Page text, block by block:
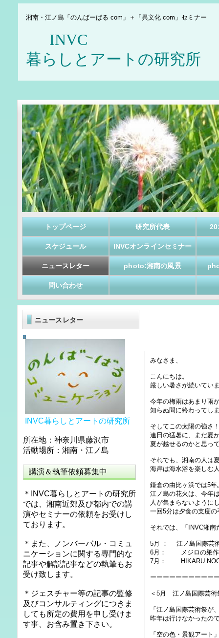
湘南・江ノ島「のんばーばる com」＋「異文化 com」セミナー
暮らしとアートの研究所
トップページ 研究所代表
スケジュール INVCオンラインセミナー
ニュースレター photo:湘南の風景
問い合わせ
みなさま、
こんにちは。
厳しい暑さが続いてい
今年の梅雨はあまり雨
知らぬ間に終わってし
そしてこの太陽の強
連日の猛暑に、まだ夏
夏が越せるのかと思っ
それでも、湘南の人は
海岸は海水浴を楽しむ
鎌倉の由比ヶ浜では5
江ノ島の花火は、今年
人が集まらないように
一回5分は夕食の支度
それでは、「INVC湘
5月 ： 江ノ島国際芸
6月： メジロの巣作
7月： HIKARU
ーーーーーーーーーー
＜5月 江ノ島国際芸術
「江ノ島国際芸術祭が
昨年は行けなかったの
「空の色・景観アート
ニュースレター
INVC暮らしとアートの研究所
所在地：神奈川県藤沢市
活動場所：湘南・江ノ島
講演＆執筆依頼募集中
＊INVC暮らしとアートの研究所
では、湘南近郊及び都内での講
演やセミナーの依頼をお受けし
ております。
＊また、ノンバーバル・コミュ
ニケーションに関する専門的な
記事や解説記事などの執筆もお
受け致します。
＊ジェスチャー等の記事の監修
及びコンサルティングにつきま
しても所定の費用を申し受けま
す事、お含み置き下さい。